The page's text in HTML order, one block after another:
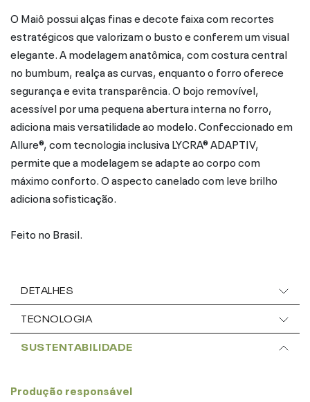
O Maiô possui alças finas e decote faixa com recortes
estratégicos que valorizam o busto e conferem um visual
elegante. A modelagem anatômica, com costura central
no bumbum, realça as curvas, enquanto o forro oferece
segurança e evita transparência. O bojo removível,
acessível por uma pequena abertura interna no forro,
adiciona mais versatilidade ao modelo. Confeccionado em
Allure®, com tecnologia inclusiva LYCRA® ADAPTIV,
permite que a modelagem se adapte ao corpo com
máximo conforto. O aspecto canelado com leve brilho
adiciona sofisticação.
Feito no Brasil.
DETALHES
TECNOLOGIA
SUSTENTABILIDADE
Produção responsável